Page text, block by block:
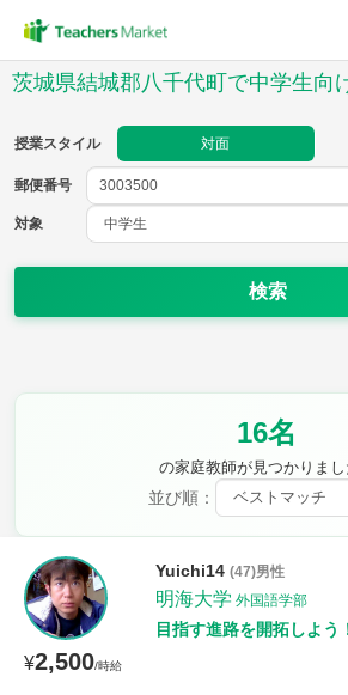
茨城県結城郡八千代町で中学生向
授業スタイル 対面
郵便番号
対象
検索
16名
の家庭教師が見つかりまし
並び順：
¥2,500/時給
Yuichi14 (47)男性
明海大学 外国語学部
目指す進路を開拓しよう
郵便番号
教科
現代文 古典
公民 芸術 音楽
時給：¥1,000 ～ ¥10,000